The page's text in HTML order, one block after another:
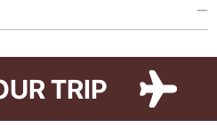
— ілюстрації до яких створила
TRIP